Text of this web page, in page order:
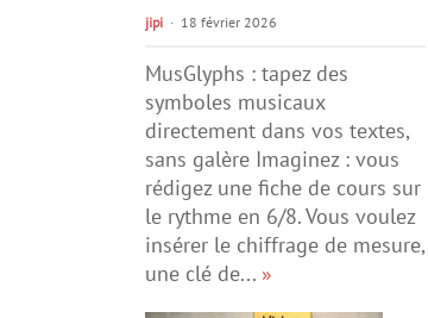
jipi 18 février 2026
MusGlyphs : tapez des
symboles musicaux
directement dans vos textes,
sans galère Imaginez : vous
rédigez une fiche de cours sur
le rythme en 6/8. Vous voulez
insérer le chiffrage de mesure,
une clé de... »